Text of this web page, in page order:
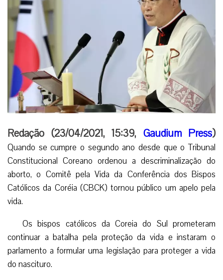
Redação (23/04/2021, 15:39, Gaudium Press)
Quando se cumpre o segundo ano desde que o Tribunal
Constitucional Coreano ordenou a descriminalização do
aborto, o Comitê pela Vida da Conferência dos Bispos
Católicos da Coréia (CBCK) tornou público um apelo pela
vida.
Os bispos católicos da Coreia do Sul prometeram
continuar a batalha pela proteção da vida e instaram o
parlamento a formular uma legislação para proteger a vida
do nascituro.